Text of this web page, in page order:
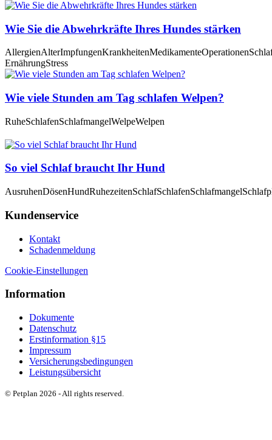
Wie Sie die Abwehrkräfte Ihres Hundes stärken
AllergienAlterImpfungenKrankheitenMedikamenteOperationen
ErnährungStress
Wie viele Stunden am Tag schlafen Welpen?
RuheSchlafenSchlafmangelWelpeWelpen
So viel Schlaf braucht Ihr Hund
AusruhenDösenHundRuhezeitenSchlafSchlafenSchlafmangel
Kundenservice
Kontakt
Schadenmeldung
Cookie-Einstellungen
Information
Dokumente
Datenschutz
Erstinformation §15
Impressum
Versicherungsbedingungen
Leistungsübersicht
© Petplan 2026 - All rights reserved.